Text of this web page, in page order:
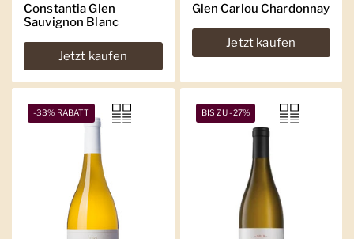
Constantia Glen
Sauvignon Blanc
Jetzt kaufen
Glen Carlou Chardonnay
Jetzt kaufen
-33% RABATT BIS ZU -27%